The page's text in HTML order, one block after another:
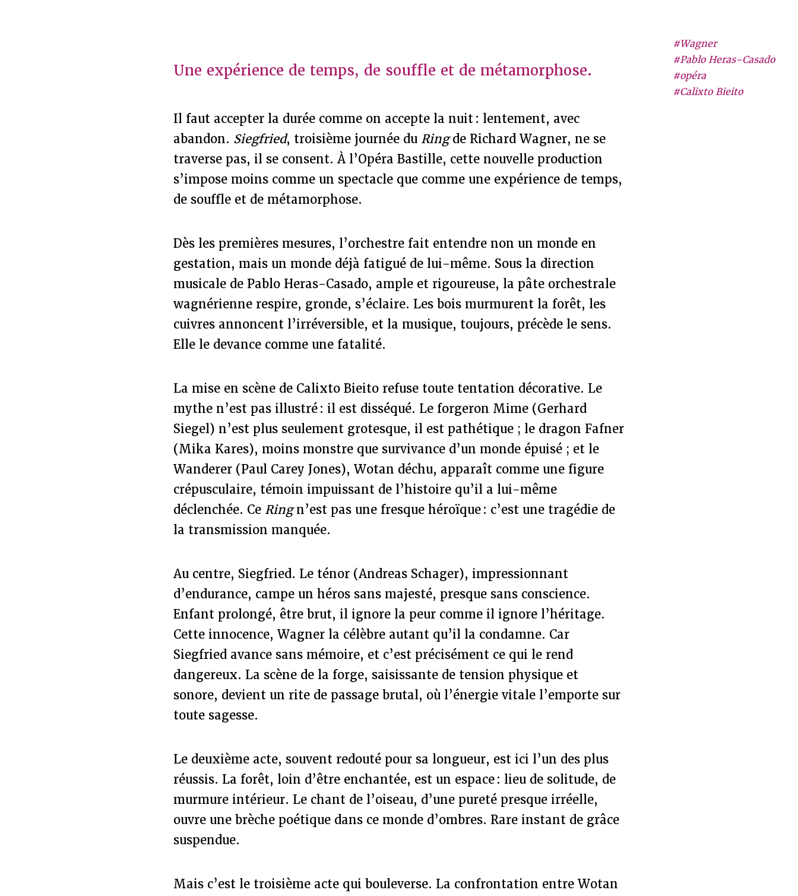
#Wagner
#Pablo Heras-Casado
#opéra
#Calixto Bieito
Une expérience de temps, de souffle et de métamorphose.
Il faut accepter la durée comme on accepte la nuit : lentement, avec
abandon. Siegfried, troisième journée du Ringde Richard Wagner, ne se
traverse pas, il se consent. À l’Opéra Bastille, cette nouvelle production
s’impose moins comme un spectacle que comme une expérience de temps,
de souffle et de métamorphose.
Dès les premières mesures, l’orchestre fait entendre non un monde en
gestation, mais un monde déjà fatigué de lui-même. Sous la direction
musicale de Pablo Heras-Casado, ample et rigoureuse, la pâte orchestrale
wagnérienne respire, gronde, s’éclaire. Les bois murmurent la forêt, les
cuivres annoncent l’irréversible, et la musique, toujours, précède le sens.
Elle le devance comme une fatalité.
La mise en scène de Calixto Bieito refuse toute tentation décorative. Le
mythe n’est pas illustré : il est disséqué. Le forgeron Mime (Gerhard
Siegel) n’est plus seulement grotesque, il est pathétique ; le dragon Fafner
(Mika Kares), moins monstre que survivance d’un monde épuisé ; et le
Wanderer (Paul Carey Jones), Wotan déchu, apparaît comme une figure
crépusculaire, témoin impuissant de l’histoire qu’il a lui-même
déclenchée. Ce Ringn’est pas une fresque héroïque : c’est une tragédie de
la transmission manquée.
Au centre, Siegfried. Le ténor (Andreas Schager), impressionnant
d’endurance, campe un héros sans majesté, presque sans conscience.
Enfant prolongé, être brut, il ignore la peur comme il ignore l’héritage.
Cette innocence, Wagner la célèbre autant qu’il la condamne. Car
Siegfried avance sans mémoire, et c’est précisément ce qui le rend
dangereux. La scène de la forge, saisissante de tension physique et
sonore, devient un rite de passage brutal, où l’énergie vitale l’emporte sur
toute sagesse.
Le deuxième acte, souvent redouté pour sa longueur, est ici l’un des plus
réussis. La forêt, loin d’être enchantée, est un espace : lieu de solitude, de
murmure intérieur. Le chant de l’oiseau, d’une pureté presque irréelle,
ouvre une brèche poétique dans ce monde d’ombres. Rare instant de grâce
suspendue.
Mais c’est le troisième acte qui bouleverse. La confrontation entre Wotan